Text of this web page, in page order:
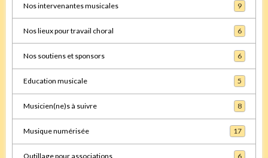
Nos intervenantes musicales 9
Nos lieux pour travail choral 6
Nos soutiens et sponsors 6
Education musicale 5
Musicien(ne)s à suivre 8
Musique numérisée 17
Outillage pour associations 6